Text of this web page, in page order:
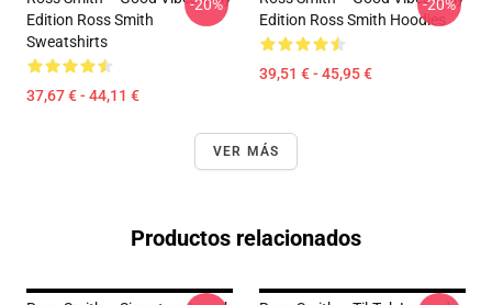
Edition Ross Smith
Sweatshirts
37,67 € - 44,11 €
-20%
Edition Ross Smith Hoodies
39,51 € - 45,95 €
-20%
VER MÁS
Productos relacionados